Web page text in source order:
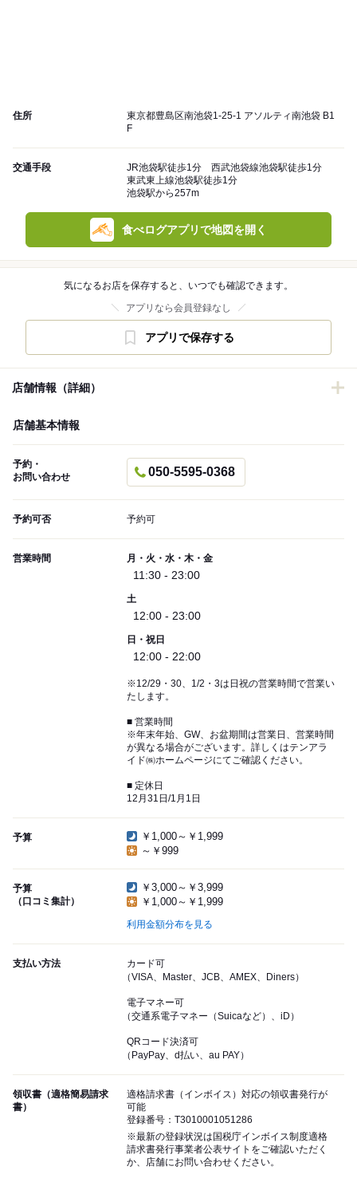
住所
東京都豊島区南池袋1-25-1 アソルティ南池袋 B1
F
交通手段
JR池袋駅徒歩1分 西武池袋線池袋駅徒歩1分
東武東上線池袋駅徒歩1分
池袋駅から257m
食べログアプリで地図を開く
気になるお店を保存すると、いつでも確認できます。
アプリなら会員登録なし
アプリで保存する
店舗情報（詳細）
店舗基本情報
予約・
お問い合わせ
050-5595-0368
予約可否 予約可
営業時間 月・火・水・木・金
11:30 - 23:00
土
12:00 - 23:00
日・祝日
12:00 - 22:00
※12/29・30、1/2・3は日祝の営業時間で営業い
たします。
■ 営業時間
※年末年始、GW、お盆期間は営業日、営業時間
が異なる場合がございます。詳しくはテンアラ
イド㈱ホームページにてご確認ください。
■ 定休日
12月31日/1月1日
予算
￥1,000～￥1,999
～￥999
予算
（口コミ集計）
￥3,000～￥3,999
￥1,000～￥1,999
利用金額分布を見る
支払い方法
カード可
（VISA、Master、JCB、AMEX、Diners）
電子マネー可
（交通系電子マネー（Suicaなど）、iD）
QRコード決済可
（PayPay、d払い、au PAY）
領収書（適格簡易請求
書）
適格請求書（インボイス）対応の領収書発行が
可能
登録番号：T3010001051286
※最新の登録状況は国税庁インボイス制度適格
請求書発行事業者公表サイトをご確認いただく
か、店舗にお問い合わせください。